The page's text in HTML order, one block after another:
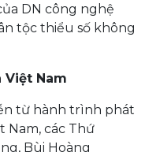
DN công nghệ
tộc thiểu số không
Việt Nam
từ hành trình phát
Nam, các Thứ
Bùi Hoàng